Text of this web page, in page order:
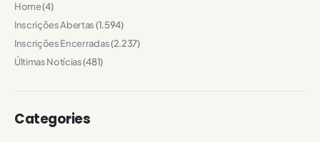
Home(4)
Inscrições Abertas(1.594)
Inscrições Encerradas(2.237)
Últimas Notícias(481)
Categories